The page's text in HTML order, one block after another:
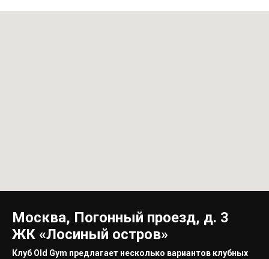
Москва, Погонный проезд, д. 3
ЖК «Лосиный остров»
Клуб Old Gym предлагает несколько вариантов клубных